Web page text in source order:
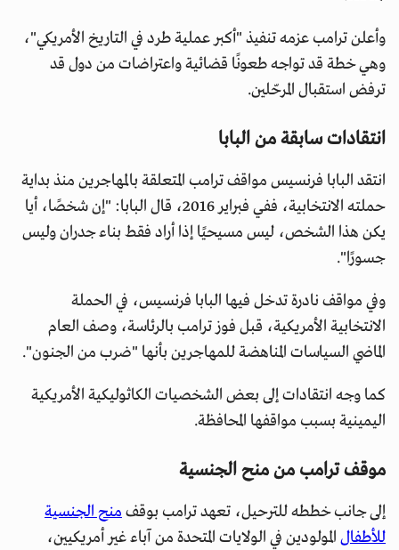
وأعلن ترامب عزمه تنفيذ "أكبر عملية طرد في التاريخ الأمريكي"،
وهي خطة قد تواجه طعونًا قضائية واعتراضات من دول قد
ترفض استقبال المرحّلين.
انتقادات سابقة من البابا
انتقد البابا فرنسيس مواقف ترامب المتعلقة بالمهاجرين منذ بداية
حملته الانتخابية، ففي فبراير 2016، قال البابا: "إن شخصًا، أيا
يكن هذا الشخص، ليس مسيحيًا إذا أراد فقط بناء جدران وليس
جسورًا".
وفي مواقف نادرة تدخل فيها البابا فرنسيس، في الحملة
الانتخابية الأمريكية، قبل فوز ترامب بالرئاسة، وصف العام
الماضي السياسات المناهضة للمهاجرين بأنها "ضرب من الجنون".
كما وجه انتقادات إلى بعض الشخصيات الكاثوليكية الأمريكية
اليمينية بسبب مواقفها المحافظة.
موقف ترامب من منح الجنسية
إلى جانب خططه للترحيل، تعهد ترامب بوقفمنح الجنسية
للأطفال المولودين في الولايات المتحدة من آباء غير أمريكيين،